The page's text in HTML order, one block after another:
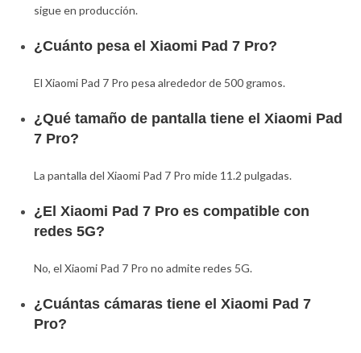
sigue en producción.
¿Cuánto pesa el Xiaomi Pad 7 Pro?
El Xiaomi Pad 7 Pro pesa alrededor de 500 gramos.
¿Qué tamaño de pantalla tiene el Xiaomi Pad
7 Pro?
La pantalla del Xiaomi Pad 7 Pro mide 11.2 pulgadas.
¿El Xiaomi Pad 7 Pro es compatible con
redes 5G?
No, el Xiaomi Pad 7 Pro no admite redes 5G.
¿Cuántas cámaras tiene el Xiaomi Pad 7
Pro?